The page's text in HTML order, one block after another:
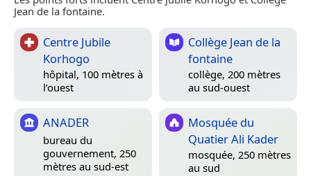
Jean de la fontaine.
Centre Jubile
Korhogo
hôpital, 100 mètres à
l’ouest
Collège Jean de la
fontaine
collège, 200 mètres
au sud-ouest
ANADER
bureau du
gouvernement, 250
mètres au sud-est
Mosquée du
Quatier Ali Kader
mosquée, 250 mètres
au sud